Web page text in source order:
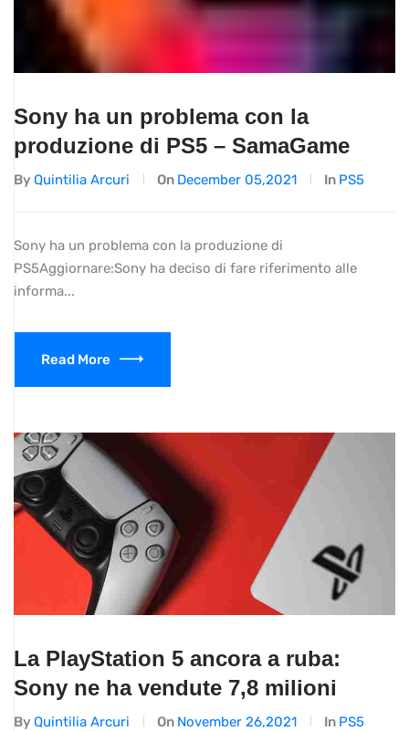
Sony ha un problema con la
produzione di PS5 – SamaGame
By Quintilia Arcuri On December 05,2021 In PS5
Sony ha un problema con la produzione di
PS5Aggiornare:Sony ha deciso di fare riferimento alle
informa...
Read More
La PlayStation 5 ancora a ruba:
Sony ne ha vendute 7,8 milioni
By Quintilia Arcuri On November 26,2021 In PS5